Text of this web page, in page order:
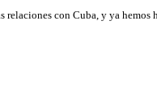
relaciones con Cuba, y ya